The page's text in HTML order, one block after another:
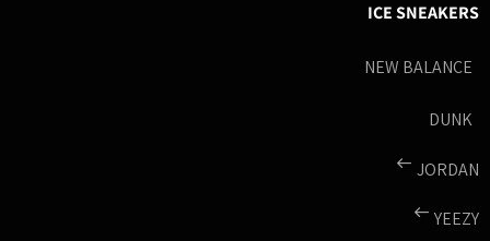
ICE SNEAKERS
NEW BALANCE
DUNK
JORDAN
YEEZY